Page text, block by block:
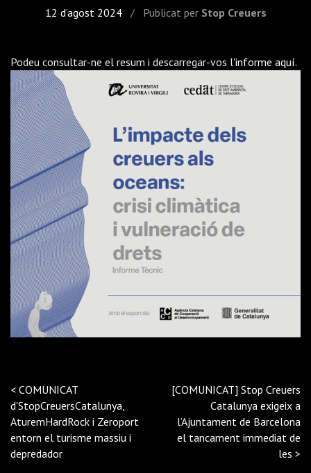
12 d’agost 2024 / Publicat per Stop Creuers
Podeu consultar-ne el resum i descarregar-vos l'informe aquí.
< COMUNICAT
d'StopCreuersCatalunya,
AturemHardRock i Zeroport
entorn el turisme massiu i
depredador
[COMUNICAT] Stop Creuers
Catalunya exigeix a
l’Ajuntament de Barcelona
el tancament immediat de
les >